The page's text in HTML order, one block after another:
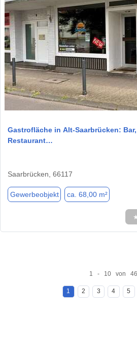
Gastrofläche in Alt-Saarbrücken:
Restaurant…
Saarbrücken, 66117
Gewerbeobjekt ca. 68,00 m²
1 - 10 von 46
1 2 3 4 5